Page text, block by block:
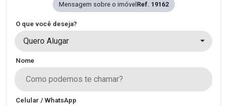
Mensagem sobre o imóvel Ref. 19162
O que você deseja?
Quero Alugar
Nome
Celular / WhatsApp